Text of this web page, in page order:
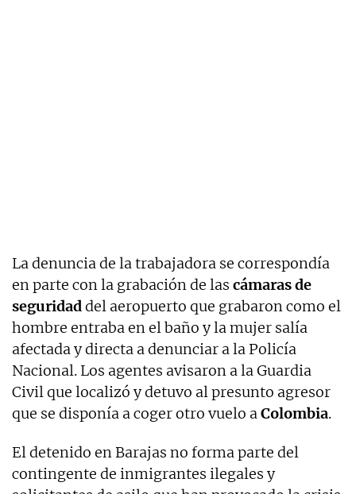
La denuncia de la trabajadora se correspondía
en parte con la grabación de las cámaras de
seguridaddel aeropuerto que grabaron como el
hombre entraba en el baño y la mujer salía
afectada y directa a denunciar a la Policía
Nacional. Los agentes avisaron a la Guardia
Civil que localizó y detuvo al presunto agresor
que se disponía a coger otro vuelo aColombia.
El detenido en Barajas no forma parte del
contingente de inmigrantes ilegales y